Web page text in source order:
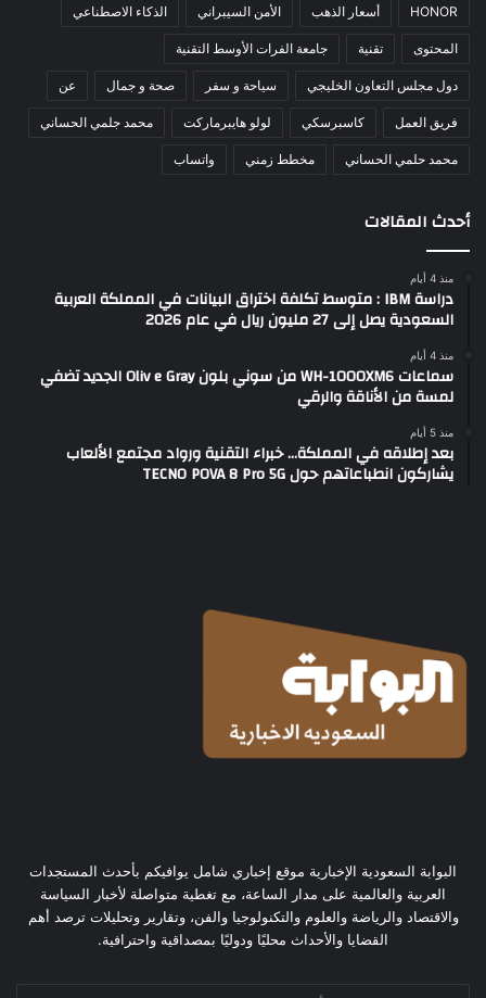
HONOR أسعار الذهب الأمن السيبراني الذكاء الاصطناعي
المحتوى تقنية جامعة الفرات الأوسط التقنية
دول مجلس التعاون الخليجي سياحة و سفر صحة و جمال عن
فريق العمل كاسبرسكي لولو هايبرماركت محمد جلمي الحساني
محمد حلمي الحساني مخطط زمني واتساب
أحدث المقالات
منذ 4 أيام
دراسة IBM : متوسط تكلفة اختراق البيانات في المملكة العربية
السعودية يصل إلى 27 مليون ريال في عام 2026
منذ 4 أيام
سماعات WH-1000XM6 من سوني بلون Oliv e Gray الجديد تضفي
لمسة من الأناقة والرقي
منذ 5 أيام
بعد إطلاقه في المملكة… خبراء التقنية ورواد مجتمع الألعاب
يشاركون انطباعاتهم حول TECNO POVA 8 Pro 5G
البوابة السعودية الإخبارية موقع إخباري شامل يوافيكم بأحدث المستجدات
العربية والعالمية على مدار الساعة، مع تغطية متواصلة لأخبار السياسة
والاقتصاد والرياضة والعلوم والتكنولوجيا والفن، وتقارير وتحليلات ترصد أهم
القضايا والأحداث محليًا ودوليًا بمصداقية واحترافية.